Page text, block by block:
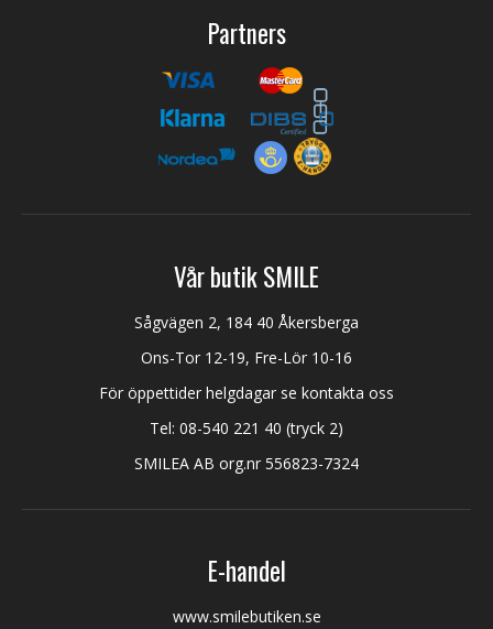
Partners
Vår butik SMILE
Sågvägen 2, 184 40 Åkersberga
Ons-Tor 12-19, Fre-Lör 10-16
För öppettider helgdagar se kontakta oss
Tel: 08-540 221 40 (tryck 2)
SMILEA AB org.nr 556823-7324
E-handel
www.smilebutiken.se